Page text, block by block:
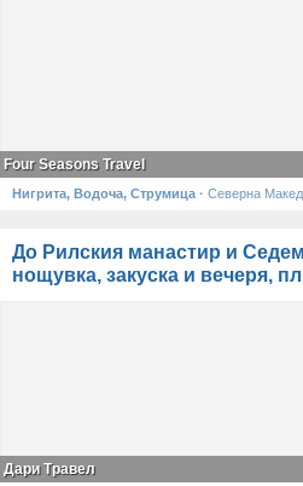
Four Seasons Travel
Нигрита, Водоча, Струмица · Северна
До Рилския манастир и
нощувка, закуска и вечеря,
Дари Травел